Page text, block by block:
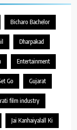
Bicharo Bachelor
Dharpakad
Entertainment
Go Gujarat
film industry
Jai Kanhaiyalall Ki